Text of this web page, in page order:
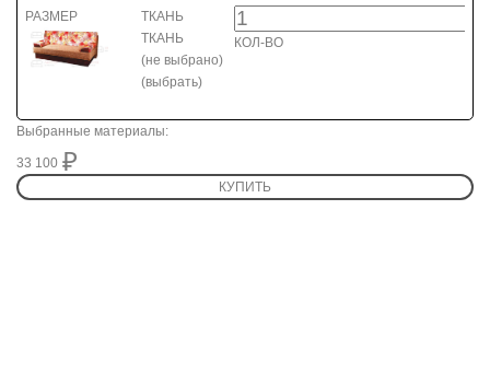
РАЗМЕР
ТКАНЬ
ТКАНЬ
(не выбрано)
(выбрать)
КОЛ-ВО
Выбранные материалы:
33 100
КУПИТЬ